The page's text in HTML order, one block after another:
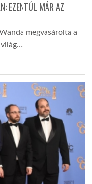
EZENTÚL MÁR AZ
megvásárolta a